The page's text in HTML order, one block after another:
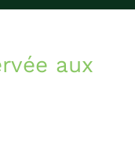
aux